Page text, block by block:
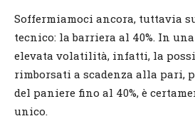
Soffermiamoci ancora, tuttavia
tecnico: la barriera al 40%. In
elevata volatilità, infatti, la
rimborsati a scadenza alla pari,
del paniere fino al 40%, è
unico.